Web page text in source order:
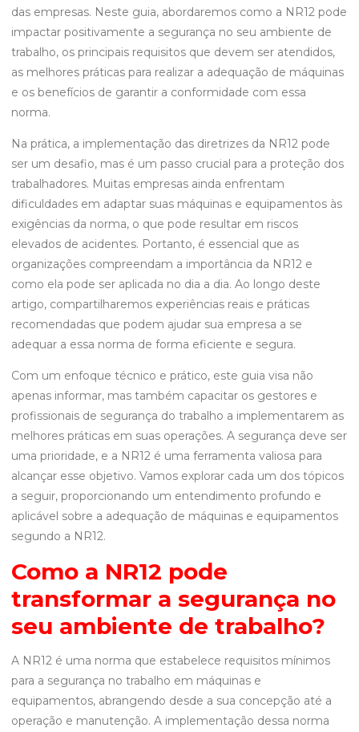
das empresas. Neste guia, abordaremos como a NR12 pode
impactar positivamente a segurança no seu ambiente de
trabalho, os principais requisitos que devem ser atendidos,
as melhores práticas para realizar a adequação de máquinas
e os benefícios de garantir a conformidade com essa
norma.
Na prática, a implementação das diretrizes da NR12 pode
ser um desafio, mas é um passo crucial para a proteção dos
trabalhadores. Muitas empresas ainda enfrentam
dificuldades em adaptar suas máquinas e equipamentos às
exigências da norma, o que pode resultar em riscos
elevados de acidentes. Portanto, é essencial que as
organizações compreendam a importância da NR12 e
como ela pode ser aplicada no dia a dia. Ao longo deste
artigo, compartilharemos experiências reais e práticas
recomendadas que podem ajudar sua empresa a se
adequar a essa norma de forma eficiente e segura.
Com um enfoque técnico e prático, este guia visa não
apenas informar, mas também capacitar os gestores e
profissionais de segurança do trabalho a implementarem as
melhores práticas em suas operações. A segurança deve ser
uma prioridade, e a NR12 é uma ferramenta valiosa para
alcançar esse objetivo. Vamos explorar cada um dos tópicos
a seguir, proporcionando um entendimento profundo e
aplicável sobre a adequação de máquinas e equipamentos
segundo a NR12.
Como a NR12 pode
transformar a segurança no
seu ambiente de trabalho?
A NR12 é uma norma que estabelece requisitos mínimos
para a segurança no trabalho em máquinas e
equipamentos, abrangendo desde a sua concepção até a
operação e manutenção. A implementação dessa norma